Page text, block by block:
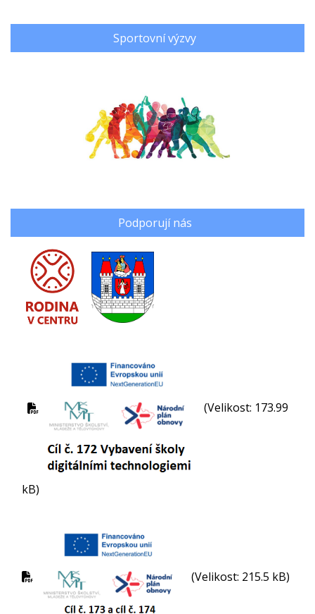
Sportovní výzvy
Podporují nás
(Velikost: 173.99
kB)
(Velikost: 215.5 kB)